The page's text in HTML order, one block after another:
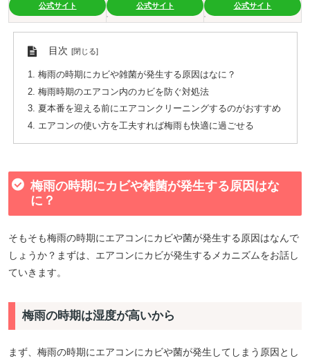
公式サイト 公式サイト 公式サイト
目次
梅雨の時期にカビや雑菌が発生する原因はなに？
梅雨時期のエアコン内のカビを防ぐ対処法
夏本番を迎える前にエアコンクリーニングするのがおすすめ
エアコンの使い方を工夫すれば梅雨も快適に過ごせる
梅雨の時期にカビや雑菌が発生する原因はな
に？
そもそも梅雨の時期にエアコンにカビや菌が発生する原因はなんで
しょうか？まずは、エアコンにカビが発生するメカニズムをお話し
ていきます。
梅雨の時期は湿度が高いから
まず、梅雨の時期にエアコンにカビや菌が発生してしまう原因とし